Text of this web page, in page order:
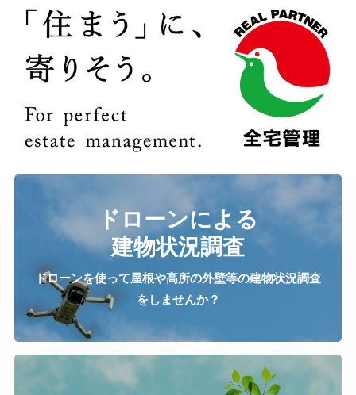
ドローンによる
建物状況調査
ドローンを使って屋根や高所の外壁等の建物状況調査
をしませんか？